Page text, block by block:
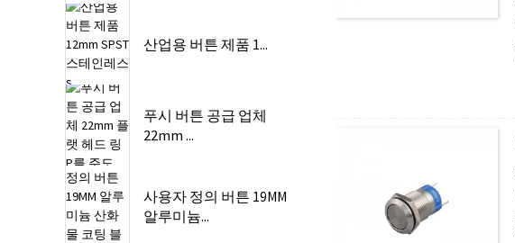
산업용 버튼 제품 1...
푸시 버튼 공급 업체
22mm ...
사용자 정의 버튼 19MM
알루미늄...